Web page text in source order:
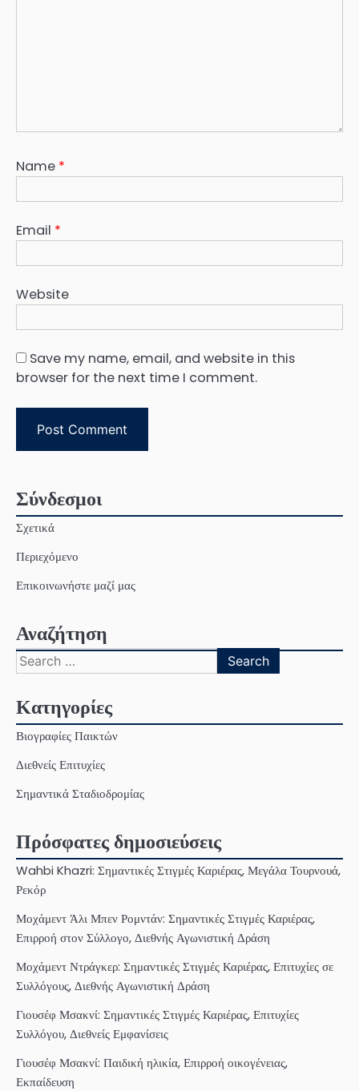
Name *
Email *
Website
Save my name, email, and website in this
browser for the next time I comment.
Σύνδεσμοι
Σχετικά
Περιεχόμενο
Επικοινωνήστε μαζί μας
Αναζήτηση
Search
for:
Κατηγορίες
Βιογραφίες Παικτών
Διεθνείς Επιτυχίες
Σημαντικά Σταδιοδρομίας
Πρόσφατες δημοσιεύσεις
Wahbi Khazri: Σημαντικές Στιγμές Καριέρας, Μεγάλα Τουρνουά,
Ρεκόρ
Μοχάμεντ Άλι Μπεν Ρομντάν: Σημαντικές Στιγμές Καριέρας,
Επιρροή στον Σύλλογο, Διεθνής Αγωνιστική Δράση
Μοχάμεντ Ντράγκερ: Σημαντικές Στιγμές Καριέρας, Επιτυχίες σε
Συλλόγους, Διεθνής Αγωνιστική Δράση
Γιουσέφ Μσακνί: Σημαντικές Στιγμές Καριέρας, Επιτυχίες
Συλλόγου, Διεθνείς Εμφανίσεις
Γιουσέφ Μσακνί: Παιδική ηλικία, Επιρροή οικογένειας,
Εκπαίδευση